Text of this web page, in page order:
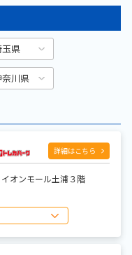
～22:00
～22:00
～22:00
県
川県
詳細はこちら
オンモール土浦３階